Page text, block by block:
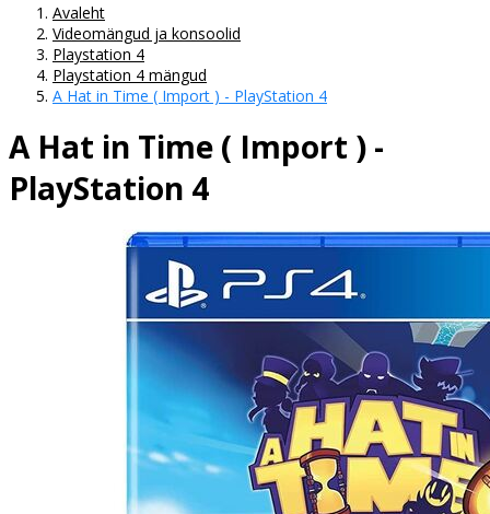
Avaleht
Videomängud ja konsoolid
Playstation 4
Playstation 4 mängud
A Hat in Time ( Import ) - PlayStation 4
A Hat in Time ( Import ) -
PlayStation 4